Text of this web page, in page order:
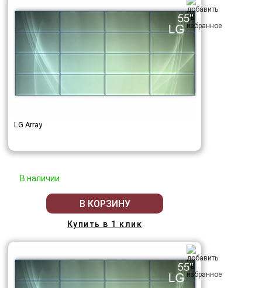
LG Array
В наличии
В КОРЗИНУ
Купить в 1 клик